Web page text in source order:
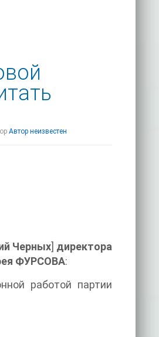
Автор неизвестен
Черных] директора
ФУРСОВА:
работой партии